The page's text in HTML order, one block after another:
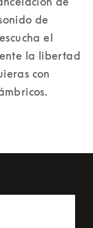
de
el
la libertad
con